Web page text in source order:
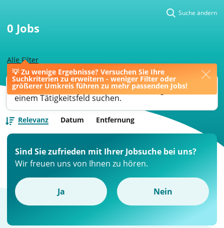
💡 Zu wenige Ergebnisse? Versuchen Sie Ihre
Suchkriterien zu erweitern - weniger Filter oder
größerer Umkreis führen zu mehr passenden Jobs!
Alle Filter
Suche ändern
0 Jobs
Ihre Jobsuche könnte bessere Ergebnisse liefern,
wenn Sie nach einer Berufsbezeichnung oder
einem Tätigkeitsfeld suchen.
Relevanz Datum Entfernung
Sind Sie zufrieden mit Ihrer Jobsuche bei uns?
Wir freuen uns von Ihnen zu hören.
Ja Nein